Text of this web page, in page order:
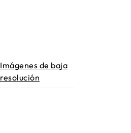
Imágenes de baja
resolución